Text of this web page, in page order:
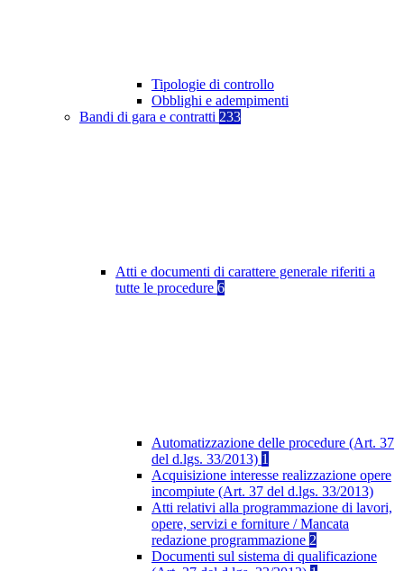
Tipologie di controllo
Obblighi e adempimenti
Bandi di gara e contratti 233
Atti e documenti di carattere generale riferiti a
tutte le procedure 6
Automatizzazione delle procedure (Art. 37
del d.lgs. 33/2013) 1
Acquisizione interesse realizzazione opere
incompiute (Art. 37 del d.lgs. 33/2013)
Atti relativi alla programmazione di lavori,
opere, servizi e forniture / Mancata
redazione programmazione 2
Documenti sul sistema di qualificazione